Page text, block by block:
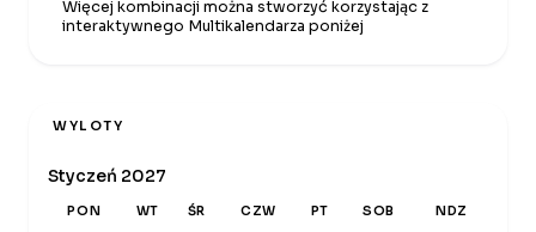
Więcej kombinacji można stworzyć korzystając z
interaktywnego Multikalendarza poniżej
WYLOTY
Styczeń 2027
PON WT ŚR CZW PT SOB NDZ